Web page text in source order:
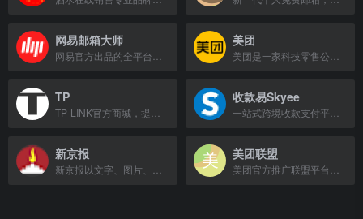
网易邮箱大师 美团
TP 收款易Skyee
新京报 美团联盟